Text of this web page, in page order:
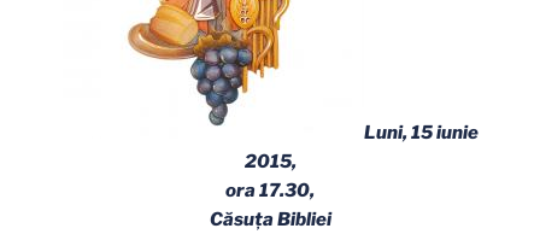
Luni, 15 iunie
2015,
ora 17.30,
Căsuţa Bibliei